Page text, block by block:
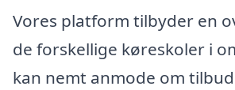
Vores platform tilbyder en
de forskellige køreskoler i
kan nemt anmode om